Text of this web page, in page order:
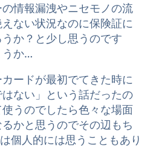
情報漏洩やニセモノの流
ない状況なのに保険証に
か？と少し思うのです
うか…
ードが最初でてきた時に
ない」という話だったの
うのでしたら色々な場面
かと思うのでその辺もち
個人的には思うこともあり